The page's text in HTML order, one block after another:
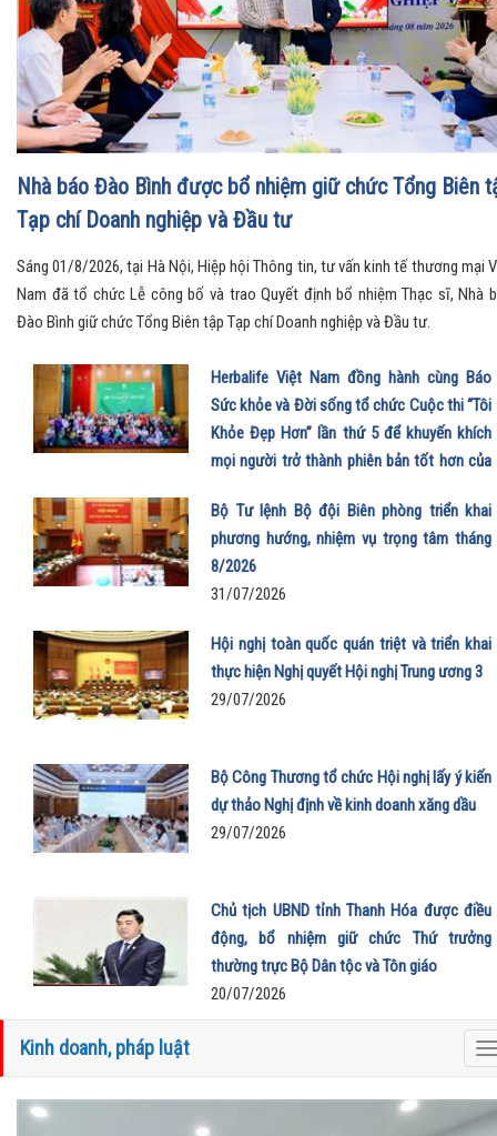
giữ chức Thứ trưởng thường trực Bộ Dân tộc và Tôn giáo
Tin tức, sự kiện
Luật Thương mại điện tử (kỳ 3): Chuẩn hóa Livestream,
thị liên kết và quản lý thông minh trong kỷ nguyên số
Tin tức, sự kiện
Nhà báo Đào Bình được bổ nhiệm giữ chức Tổng Biên
Tạp chí Doanh nghiệp và Đầu tư
Sáng 01/8/2026, tại Hà Nội, Hiệp hội Thông tin, tư vấn kinh tế thương mại
Nam đã tổ chức Lễ công bố và trao Quyết định bổ nhiệm Thạc sĩ, Nhà
Đào Bình giữ chức Tổng Biên tập Tạp chí Doanh nghiệp và Đầu tư.
Herbalife Việt Nam đồng hành cùng Báo
Sức khỏe và Đời sống tổ chức Cuộc thi “Tôi
Khỏe Đẹp Hơn” lần thứ 5 để khuyến khích
mọi người trở thành phiên bản tốt hơn của
01/08/2026
Bộ Tư lệnh Bộ đội Biên phòng triển khai
phương hướng, nhiệm vụ trọng tâm tháng
8/2026
31/07/2026
Hội nghị toàn quốc quán triệt và triển khai
thực hiện Nghị quyết Hội nghị Trung ương 3
29/07/2026
Bộ Công Thương tổ chức Hội nghị lấy ý kiến
dự thảo Nghị định về kinh doanh xăng dầu
29/07/2026
Chủ tịch UBND tỉnh Thanh Hóa được điều
động, bổ nhiệm giữ chức Thứ trưởng
thường trực Bộ Dân tộc và Tôn giáo
20/07/2026
Kinh doanh, pháp luật